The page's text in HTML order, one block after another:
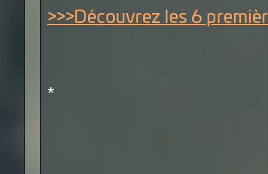
>>>Découvrez les 6
*